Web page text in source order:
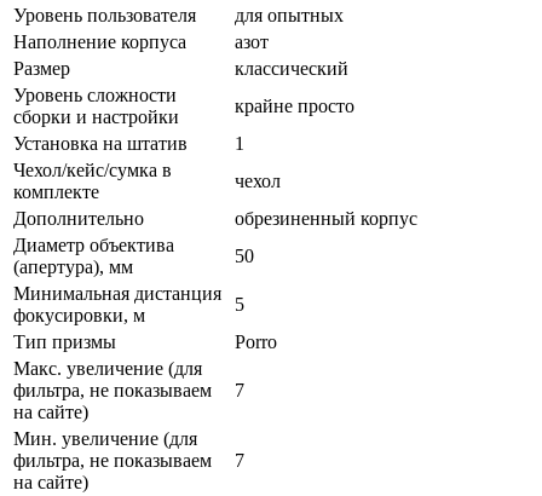
Уровень пользователя
для опытных
Наполнение корпуса
азот
Размер
классический
Уровень сложности
сборки и настройки
крайне просто
Установка на штатив
1
Чехол/кейс/сумка в
комплекте
чехол
Дополнительно
обрезиненный корпус
Диаметр объектива
(апертура), мм
50
Минимальная дистанция
фокусировки, м
5
Тип призмы
Porro
Макс. увеличение (для
фильтра, не показываем
на сайте)
7
Мин. увеличение (для
фильтра, не показываем
на сайте)
7